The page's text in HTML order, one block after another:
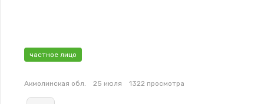
частное лицо
Акмолинская обл. 25 июля 1322 просмотра